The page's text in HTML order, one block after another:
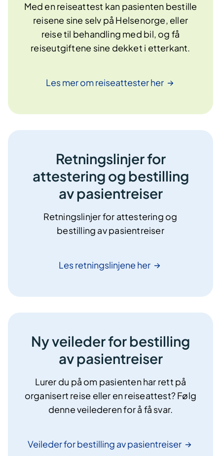
Med en reiseattest kan pasienten bestille
reisene sine selv på Helsenorge, eller
reise til behandling med bil, og få
reiseutgiftene sine dekket i etterkant.
Les mer om reiseattesterher
Retningslinjer for
attestering og bestilling
av pasientreiser
Retningslinjer for attestering og
bestilling av pasientreiser
Les retningslinjene her
Ny veileder for bestilling
av pasientreiser
Lurer du på om pasienten har rett på
organisert reise eller en reiseattest? Følg
denne veilederen for å få svar.
Veileder for bestilling avpasientreiser